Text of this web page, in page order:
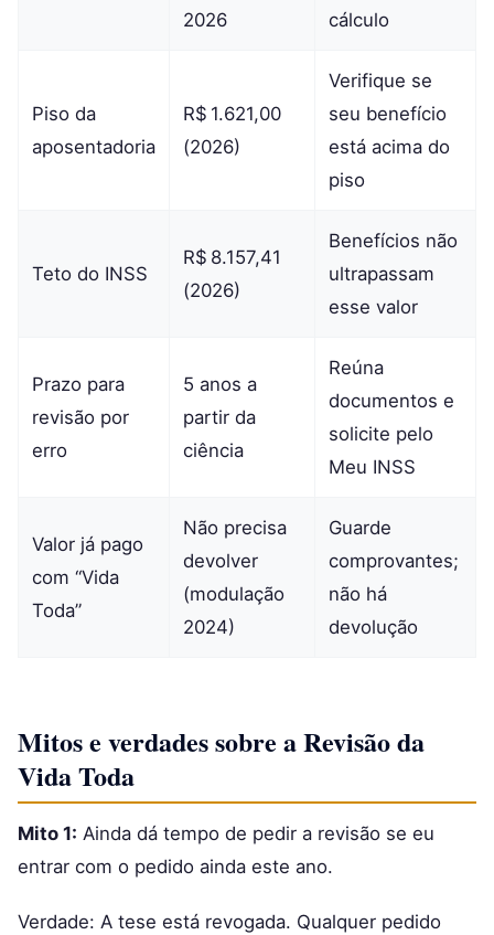
2026
cálculo
Piso da
aposentadoria
R$ 1.621,00
(2026)
Verifique se
seu benefício
está acima do
piso
Teto do INSS
R$ 8.157,41
(2026)
Benefícios não
ultrapassam
esse valor
Prazo para
revisão por
erro
5 anos a
partir da
ciência
Reúna
documentos e
solicite pelo
Meu INSS
Valor já pago
com “Vida
Toda”
Não precisa
devolver
(modulação
2024)
Guarde
comprovantes;
não há
devolução
Mitos e verdades sobre a Revisão da
Vida Toda
Mito 1: Ainda dá tempo de pedir a revisão se eu
entrar com o pedido ainda este ano.
Verdade: A tese está revogada. Qualquer pedido